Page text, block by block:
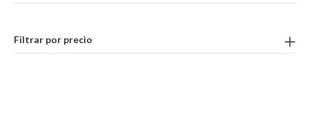
Filtrar por precio